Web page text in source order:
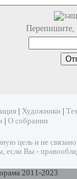
Перепишите,
Художники
| О собрании
цель и не
Вы -
2011-2023